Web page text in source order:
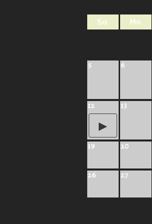
So. Mo.
5 6
12 13
19 20
26 27